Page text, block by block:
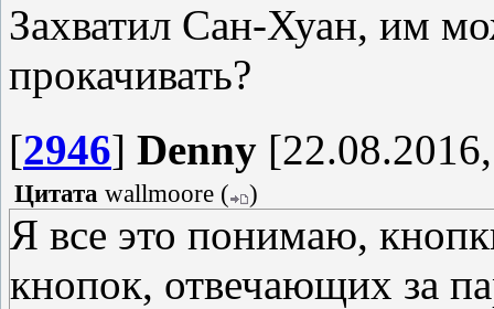
Захватил Сан-Хуан, им
прокачивать?
[2946] Denny
Цитата wallmoore ( )
Я все это понимаю,
кнопок, отвечающих за